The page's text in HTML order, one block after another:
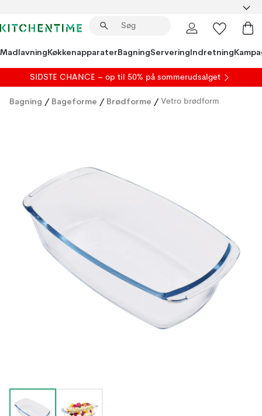
MadlavningKøkkenapparaterBagningServeringIndretning
SIDSTE CHANCE – op til 50% på sommerudsalget
Bagning / Bageforme / Brødforme / Vetro brødform